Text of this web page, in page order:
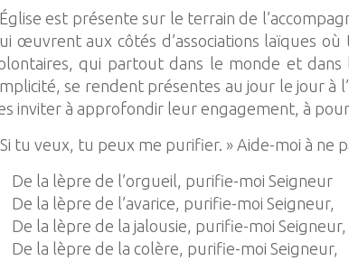
est présente sur le terrain de
œuvrent aux côtés d’associations laïques
qui partout dans le monde et
se rendent présentes au jour le jour à
inviter à approfondir leur engagement, à
tu veux, tu peux me purifier. » Aide-moi à ne
De la lèpre de l’orgueil, purifie-moi Seigneur
De la lèpre de l’avarice, purifie-moi Seigneur,
De la lèpre de la jalousie, purifie-moi Seigneur,
De la lèpre de la colère, purifie-moi Seigneur,